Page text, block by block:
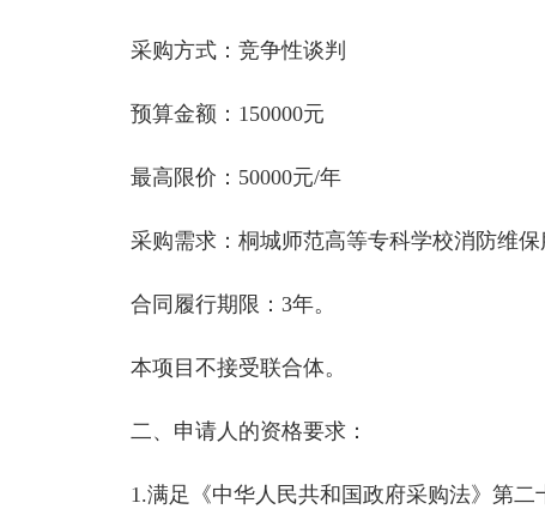
采购方式：竞争性谈判
预算金额： 150000元
最高 限价 ： 50000元/年
采购需求： 桐城师范高等专科学校消防维保
合同履行期限： 3年。
本项目不接受联合体。
二、申请人的资格要求：
1.满足《中华人民共和国政府采购法》第二